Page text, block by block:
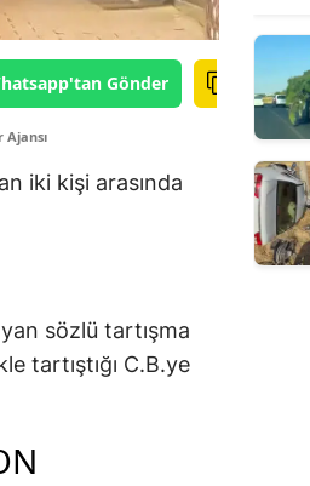
Gönder
Ajansı
iki kişi arasında
sözlü tartışma
tartıştığı C.B.ye